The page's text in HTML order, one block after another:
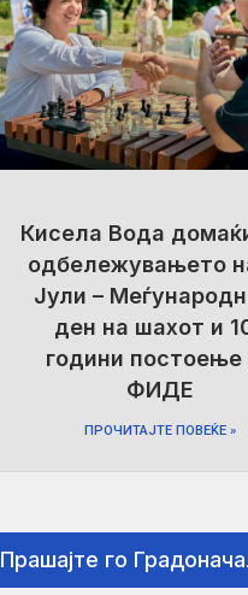
Кисела Вода
одбележувањето
Јули –
ден на шахот и
години постоење
ФИДЕ
ПРОЧИТАЈТЕ ПОВЕЌЕ »
Прашајте го